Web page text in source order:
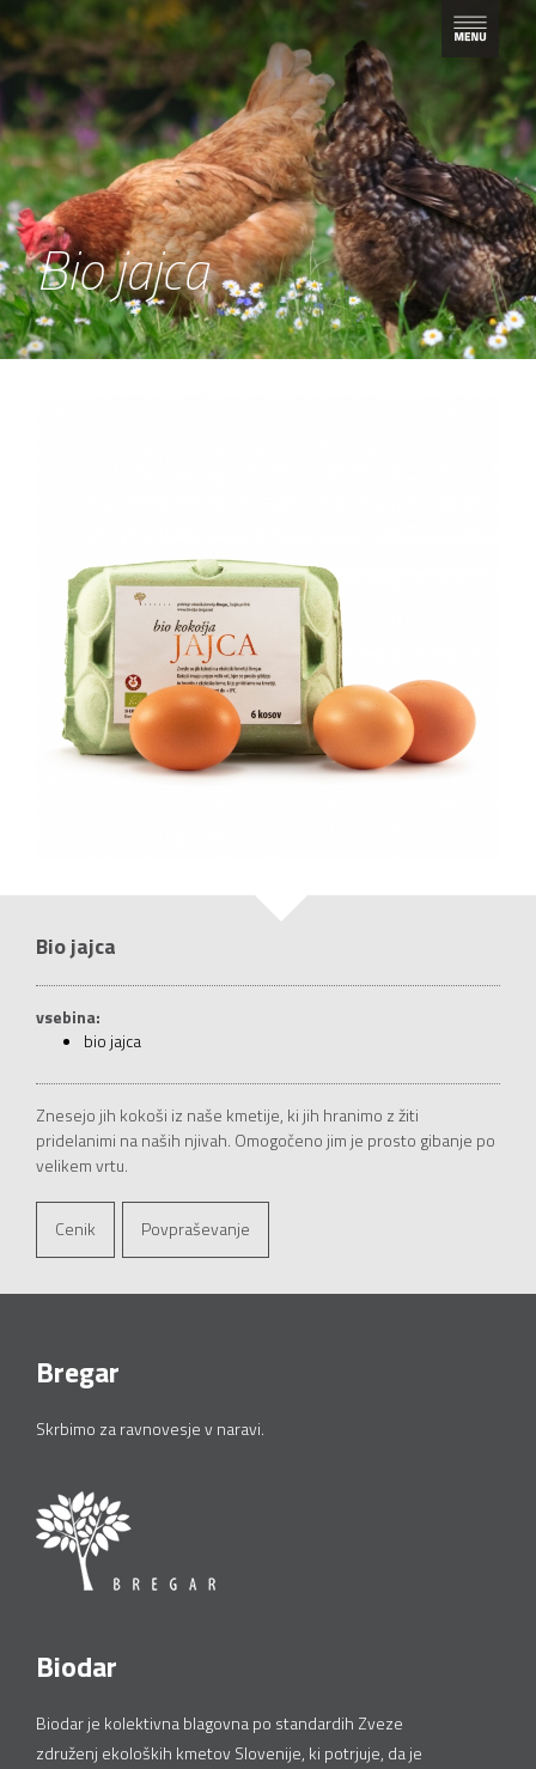
Bio jajca
Bio jajca
vsebina:
bio jajca
Znesejo jih kokoši iz naše kmetije, ki jih hranimo z žiti
pridelanimi na naših njivah. Omogočeno jim je prosto gibanje po
velikem vrtu.
Cenik Povpraševanje
Bregar
Skrbimo za ravnovesje v naravi.
Biodar
Biodar je kolektivna blagovna po standardih Zveze
združenj ekoloških kmetov Slovenije, ki potrjuje, da je